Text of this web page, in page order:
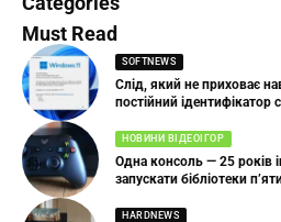
Must Read
SOFTNEWS
Слід, який не приховає
постійний ідентифікатор
НОВИНИ ВІДЕОІГОР
Одна консоль — 25 років
запускати бібліотеки
HARDNEWS